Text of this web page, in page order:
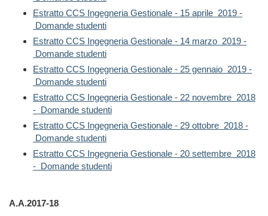
Estratto CCS Ingegneria Gestionale - 15 aprile 2019 -
Domande studenti
Estratto CCS Ingegneria Gestionale - 14 marzo 2019 -
Domande studenti
Estratto CCS Ingegneria Gestionale - 25 gennaio 2019 -
Domande studenti
Estratto CCS Ingegneria Gestionale - 22 novembre 2018
- Domande studenti
Estratto CCS Ingegneria Gestionale - 29 ottobre 2018 -
Domande studenti
Estratto CCS Ingegneria Gestionale - 20 settembre 2018
- Domande studenti
A.A.2017-18